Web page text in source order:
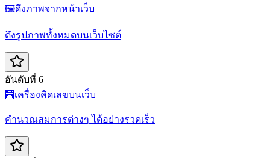
🖼️ดึงภาพจากหน้าเว็บ
ดึงรูปภาพทั้งหมดบนเว็บไซต์
อันดับที่ 6
🧮เครื่องคิดเลขบนเว็บ
คำนวณสมการต่างๆ ได้อย่างรวดเร็ว